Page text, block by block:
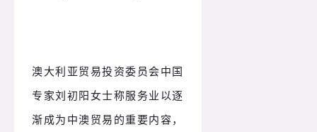
澳大利亚贸易投资委员会中国
专家刘初阳女士称服务业以逐
渐成为中澳贸易的重要内容，